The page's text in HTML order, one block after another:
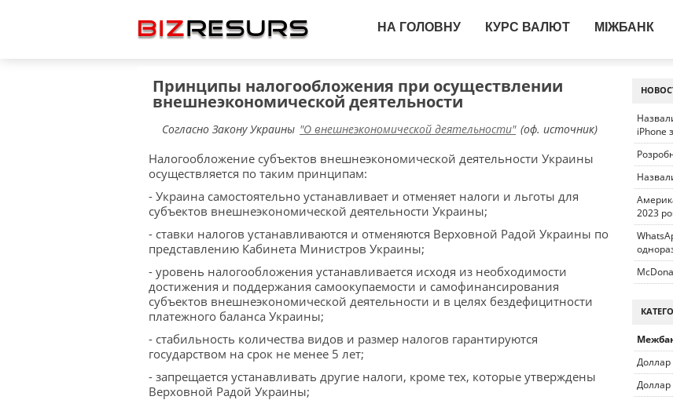
НА ГОЛОВНУ КУРС ВАЛЮТ МІЖБАНК
iPhone
2023
Принципы налогообложения при осуществлении
внешнеэкономической деятельности
Согласно Закону Украины "О внешнеэкономической деятельности" (оф. источник)
Налогообложение субъектов внешнеэкономической деятельности Украины
осуществляется по таким принципам:
- Украина самостоятельно устанавливает и отменяет налоги и льготы для
субъектов внешнеэкономической деятельности Украины;
- ставки налогов устанавливаются и отменяются Верховной Радой Украины по
представлению Кабинета Министров Украины;
- уровень налогообложения устанавливается исходя из необходимости
достижения и поддержания самоокупаемости и самофинансирования
субъектов внешнеэкономической деятельности и в целях бездефицитности
платежного баланса Украины;
- стабильность количества видов и размер налогов гарантируются
государством на срок не менее 5 лет;
- запрещается устанавливать другие налоги, кроме тех, которые утверждены
Верховной Радой Украины;